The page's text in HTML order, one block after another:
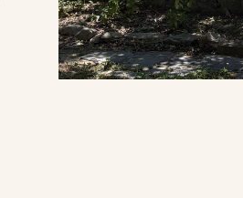
FILTRER PAR
Exclusivités